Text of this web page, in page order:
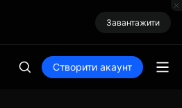
Завантажити
Створити акаунт